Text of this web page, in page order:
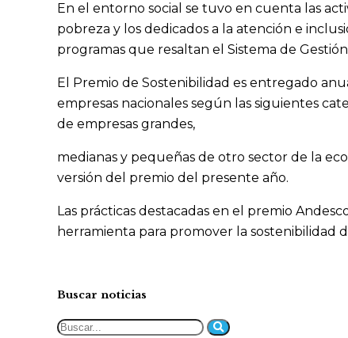
En el entorno social se tuvo en cuenta las
pobreza y los dedicados a la atención e
programas que resaltan el Sistema de
El Premio de Sostenibilidad es entregado
empresas nacionales según las siguientes
de empresas grandes,
medianas y pequeñas de otro sector de la
versión del premio del presente año.
Las prácticas destacadas en el premio
herramienta para promover la sostenibilidad
Buscar noticias